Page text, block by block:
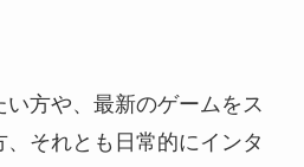
方や、最新のゲームをス
それとも日常的にインタ